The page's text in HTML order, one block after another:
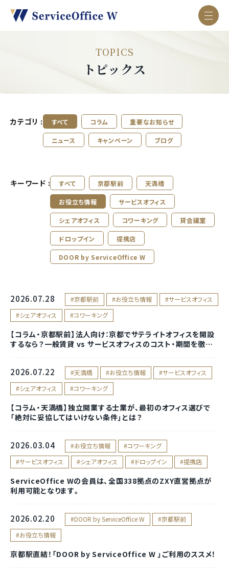
TOPICS
トピックス
カテゴリ : すべて コラム 重要なお知らせ
ニュース キャンペーン ブログ
キーワード : すべて 京都駅前 天満橋
お役立ち情報 サービスオフィス
シェアオフィス コワーキング 貸会議室
ドロップイン 提携店
DOOR by ServiceOffice W
2026.07.28 京都駅前 お役立ち情報
サービスオフィス
シェアオフィス
コワーキング
【コラム・京都駅前】法人向け：京都でサテライトオフィスを開設
するなら？一般賃貸 vs サービスオフィスのコスト・期間を徹底
2026.07.22 天満橋 お役立ち情報
サービスオフィス
シェアオフィス
コワーキング
【コラム・天満橋】独立開業する士業が、最初のオフィス選びで
「絶対に妥協してはいけない条件」とは？
2026.03.04 お役立ち情報
コワーキング
サービスオフィス
シェアオフィス ドロップイン 提携店
ServiceOffice Wの会員は、全国338拠点のZXY直営拠点が
利用可能となります。
2026.02.20 DOOR by ServiceOffice W
京都駅前
お役立ち情報
京都駅直結！「DOOR by ServiceOffice W 」ご利用のススメ！